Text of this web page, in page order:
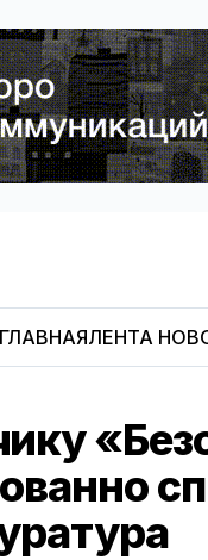
ГЛАВНАЯЛЕНТА